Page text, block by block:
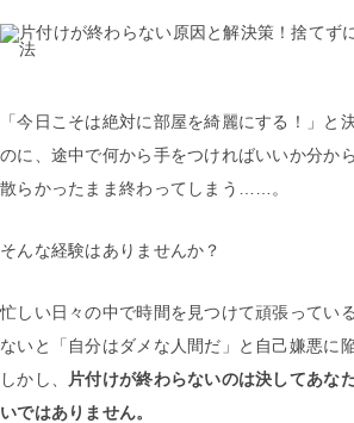
「今日こそは絶対に部屋を綺麗にする！」と
のに、途中で何から手をつければいいか分か
散らかったまま終わってしまう……。
そんな経験はありませんか？
忙しい日々の中で時間を見つけて頑張ってい
ないと「自分はダメな人間だ」と自己嫌悪に
しかし、
片付けが終わらないのは決してあな
いではありません。